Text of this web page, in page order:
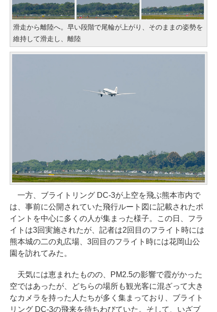
滑走から離陸へ。早い段階で尾輪が上がり、そのままの姿勢を
維持して滑走し、離陸
一方、ブライトリング DC-3が上空を飛ぶ熊本市内で
は、事前に公開されていた飛行ルート図に記載されたポ
イントを中心に多くの人が集まった様子。この日、フラ
イトは3回実施されたが、記者は2回目のフライト時には
熊本城の二の丸広場、3回目のフライト時には花岡山公
園を訪れてみた。
天気には恵まれたものの、PM2.5の影響で霞がかった
空ではあったが、どちらの場所も観光客に混ざって大き
なカメラを持った人たちが多く集まっており、ブライト
リング DC-3の飛来を待ちわびていた。そして、いざブ